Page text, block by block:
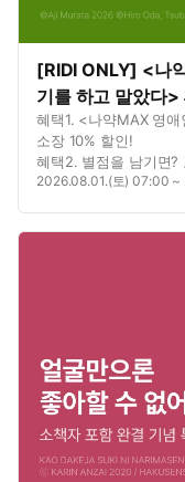
[RIDI ONLY] <나
기를 하고 말았다>
혜택1. <나약MAX 영
소장 10% 할인!
혜택2. 별점을 남기면?
2026.08.01.(토) 07:00 ~